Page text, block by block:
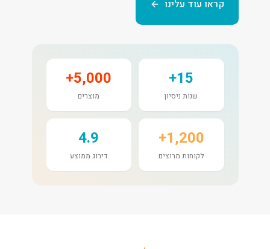
קראו עוד עלינו
15+
שנות ניסיון
5,000+
מוצרים
1,200+
לקוחות מרוצים
4.9
דירוג ממוצע